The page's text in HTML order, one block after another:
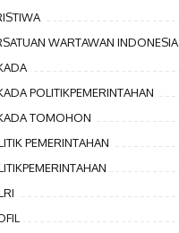
WARTAWAN INDONESIA
POLITIKPEMERINTAHAN
TOMOHON
PEMERINTAHAN